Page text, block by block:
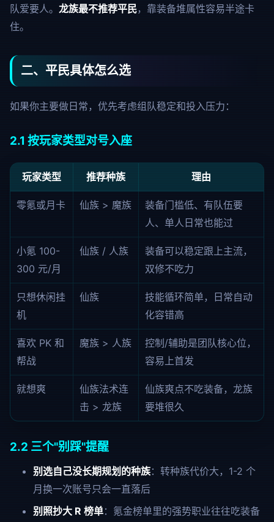
队爱要人。 龙族最不推荐平民，靠装备堆属性容易半途卡
住。
二、平民具体怎么选
如果你主要做日常，优先考虑组队稳定和投入压力：
2.1 按玩家类型对号入座
玩家类型 推荐种族 理由
零氪或月卡 仙族 > 魔族
装备门槛低、有队伍要
人、单人日常也能过
小氪 100-
300 元/月
仙族 / 人族
装备可以稳定跟上主流，
双修不吃力
只想休闲挂
机
仙族
技能循环简单，日常自动
化容错高
喜欢 PK 和
帮战
魔族 > 人族
控制/辅助是团队核心位，
容易上首发
就想爽
仙族法术连
击 > 龙族
仙族爽点不吃装备，龙族
要堆很久
2.2 三个"别踩"提醒
别选自己没长期规划的种族：转种族代价大，1-2 个
月换一次账号只会一直落后
别照抄大 R 榜单：氪金榜单里的强势职业往往吃装备